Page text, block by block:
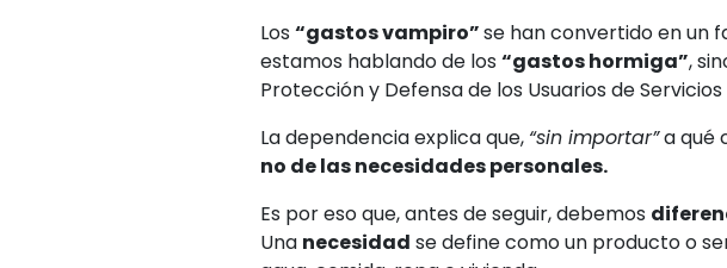
Los “gastos vampiro”se han convertido en un
estamos hablando de los “gastos hormiga”,
Protección y Defensa de los Usuarios de
La dependencia explica que, “sin importar”a qué
no de las necesidades personales.
Es por eso que, antes de seguir, debemos
Una necesidad se define como un producto o